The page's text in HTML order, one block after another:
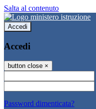
Salta al contenuto
Accedi
Accedi
button close ×
Password dimenticata?